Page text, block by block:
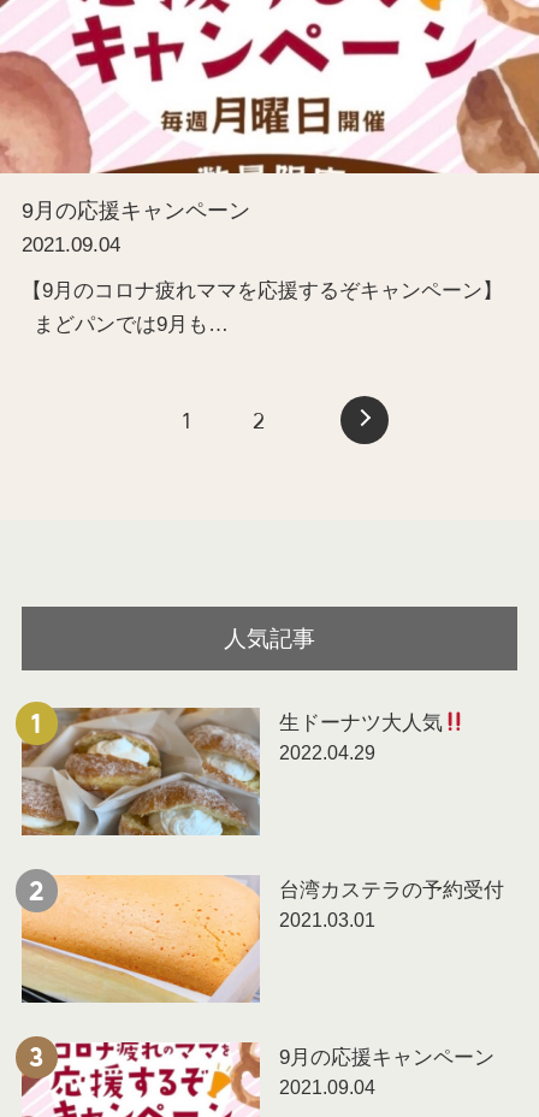
9月の応援キャンペーン
2021.09.04
【9月のコロナ疲れママを応援するぞキャンペーン】
まどパンでは9月も…
1 2
人気記事
1 生ドーナツ大人気
2022.04.29
2 台湾カステラの予約受付
2021.03.01
3 9月の応援キャンペーン
2021.09.04